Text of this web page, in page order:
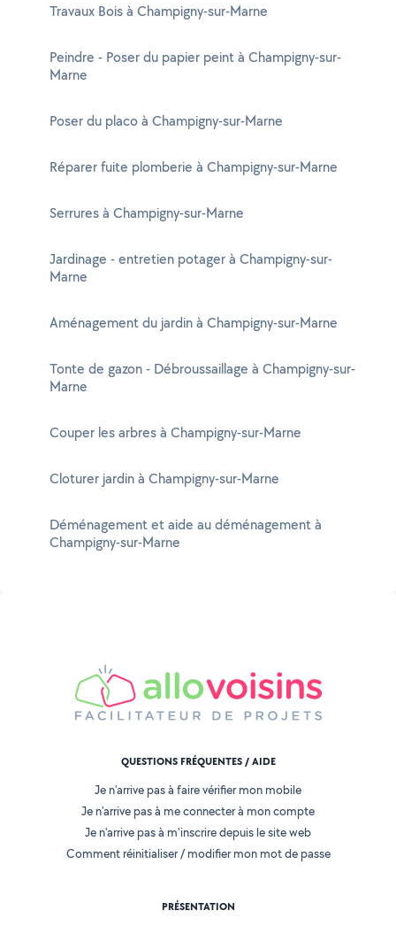
Travaux Bois à Champigny-sur-Marne
Peindre - Poser du papier peint à Champigny-sur-
Marne
Poser du placo à Champigny-sur-Marne
Réparer fuite plomberie à Champigny-sur-Marne
Serrures à Champigny-sur-Marne
Jardinage - entretien potager à Champigny-sur-
Marne
Aménagement du jardin à Champigny-sur-Marne
Tonte de gazon - Débroussaillage à Champigny-sur-
Marne
Couper les arbres à Champigny-sur-Marne
Cloturer jardin à Champigny-sur-Marne
Déménagement et aide au déménagement à
Champigny-sur-Marne
QUESTIONS FRÉQUENTES / AIDE
Je n'arrive pas à faire vérifier mon mobile
Je n'arrive pas à me connecter à mon compte
Je n'arrive pas à m'inscrire depuis le site web
Comment réinitialiser / modifier mon mot de passe
PRÉSENTATION